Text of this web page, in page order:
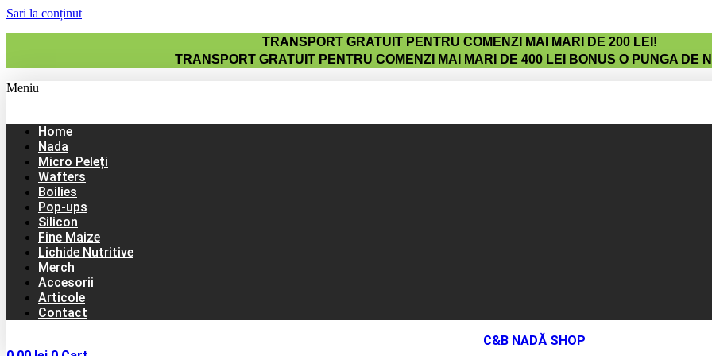
Sari la conținut
TRANSPORT GRATUIT PENTRU COMENZI MAI MARI DE 200 LEI!
TRANSPORT GRATUIT PENTRU COMENZI MAI MARI DE 400 LEI BONUS O PUNGA DE
Meniu
Home
Nada
Micro Peleți
Wafters
Boilies
Pop-ups
Silicon
Fine Maize
Lichide Nutritive
Merch
Accesorii
Articole
Contact
C&B NADĂ SHOP